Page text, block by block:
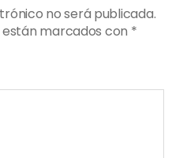
no será publicada.
marcados con *